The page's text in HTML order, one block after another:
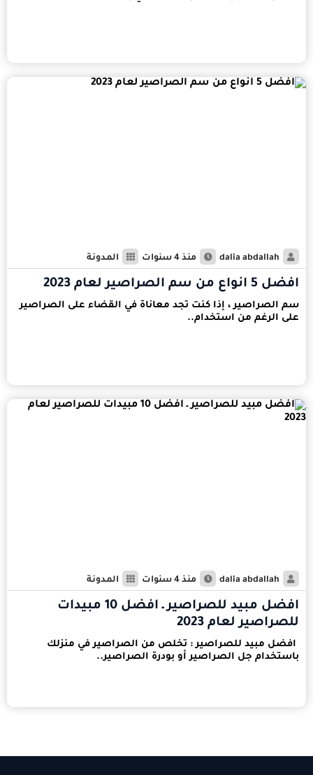
dalia abdallah منذ 4 سنوات المدونة
افضل 5 انواع من سم الصراصير لعام 2023
سم الصراصير ، إذا كنت تجد معاناة في القضاء على الصراصير
على الرغم من استخدام..
dalia abdallah منذ 4 سنوات المدونة
افضل مبيد للصراصير ـ افضل 10 مبيدات
للصراصير لعام 2023
افضل مبيد للصراصير : تخلص من الصراصير في منزلك
باستخدام جل الصراصير أو بودرة الصراصير..